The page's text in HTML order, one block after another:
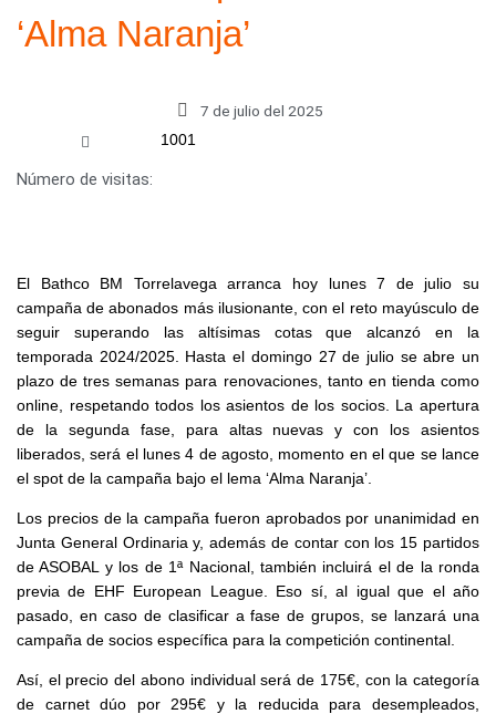
‘Alma Naranja’
7 de julio del 2025
Número de visitas:
1001
El Bathco BM Torrelavega arranca hoy lunes 7 de julio su
campaña de abonados más ilusionante, con el reto mayúsculo de
seguir superando las altísimas cotas que alcanzó en la
temporada 2024/2025. Hasta el domingo 27 de julio se abre un
plazo de tres semanas para renovaciones, tanto en tienda como
online, respetando todos los asientos de los socios. La apertura
de la segunda fase, para altas nuevas y con los asientos
liberados, será el lunes 4 de agosto, momento en el que se lance
el spot de la campaña bajo el lema ‘Alma Naranja’.
Los precios de la campaña fueron aprobados por unanimidad en
Junta General Ordinaria y, además de contar con los 15 partidos
de ASOBAL y los de 1ª Nacional, también incluirá el de la ronda
previa de EHF European League. Eso sí, al igual que el año
pasado, en caso de clasificar a fase de grupos, se lanzará una
campaña de socios específica para la competición continental.
Así, el precio del abono individual será de 175€, con la categoría
de carnet dúo por 295€ y la reducida para desempleados,